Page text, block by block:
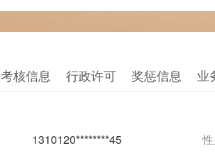
考核信息 行政许可 奖惩信息 业
1310120********45